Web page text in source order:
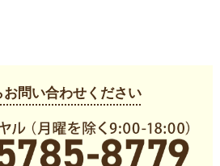
お問い合わせください